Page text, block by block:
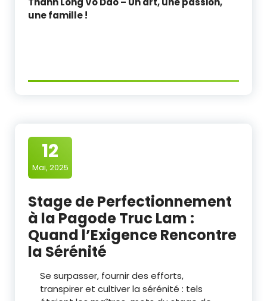
une famille !
12
Mai, 2025
Stage de Perfectionnement
à la Pagode Truc Lam :
Quand l’Exigence Rencontre
la Sérénité
Se surpasser, fournir des efforts,
transpirer et cultiver la sérénité : tels